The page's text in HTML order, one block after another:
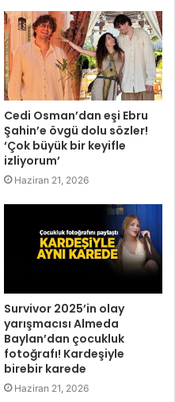
Cedi Osman’dan eşi Ebru
Şahin’e övgü dolu sözler!
‘Çok büyük bir keyifle
izliyorum’
Haziran 21, 2026
Survivor 2025’in olay
yarışmacısı Almeda
Baylan’dan çocukluk
fotoğrafı! Kardeşiyle
birebir karede
Haziran 21, 2026